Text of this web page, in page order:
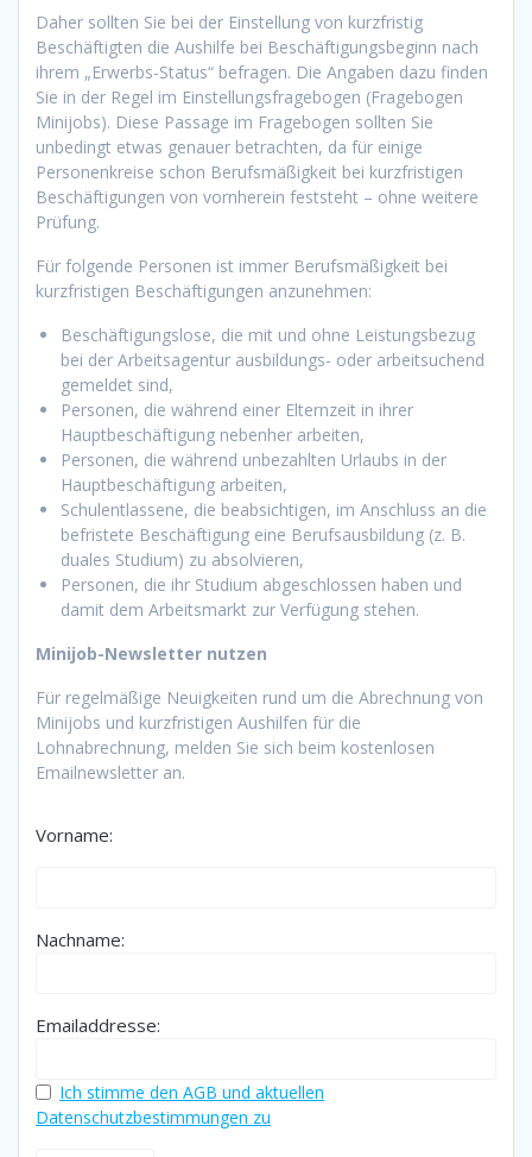
Daher sollten Sie bei der Einstellung von kurzfristig
Beschäftigten die Aushilfe bei Beschäftigungsbeginn nach
ihrem „Erwerbs-Status“ befragen. Die Angaben dazu finden
Sie in der Regel im Einstellungsfragebogen (Fragebogen
Minijobs). Diese Passage im Fragebogen sollten Sie
unbedingt etwas genauer betrachten, da für einige
Personenkreise schon Berufsmäßigkeit bei kurzfristigen
Beschäftigungen von vornherein feststeht – ohne weitere
Prüfung.
Für folgende Personen ist immer Berufsmäßigkeit bei
kurzfristigen Beschäftigungen anzunehmen:
Beschäftigungslose, die mit und ohne Leistungsbezug
bei der Arbeitsagentur ausbildungs- oder arbeitsuchend
gemeldet sind,
Personen, die während einer Elternzeit in ihrer
Hauptbeschäftigung nebenher arbeiten,
Personen, die während unbezahlten Urlaubs in der
Hauptbeschäftigung arbeiten,
Schulentlassene, die beabsichtigen, im Anschluss an die
befristete Beschäftigung eine Berufsausbildung (z. B.
duales Studium) zu absolvieren,
Personen, die ihr Studium abgeschlossen haben und
damit dem Arbeitsmarkt zur Verfügung stehen.
Minijob-Newsletter nutzen
Für regelmäßige Neuigkeiten rund um die Abrechnung von
Minijobs und kurzfristigen Aushilfen für die
Lohnabrechnung, melden Sie sich beim kostenlosen
Emailnewsletter an.
Vorname:
Nachname:
Emailaddresse:
Ich stimme den AGB und aktuellen
Datenschutzbestimmungen zu